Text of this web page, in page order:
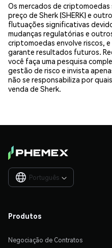
Os mercados de
preço de Sherk (SHERK) e
flutuações significativas
mudanças regulatórias e
criptomoedas envolve riscos,
garante resultados futuros.
você faça uma pesquisa
gestão de risco e invista
não se responsabiliza por
venda de Sherk.
Português 
Produtos
Negociação de Contratos